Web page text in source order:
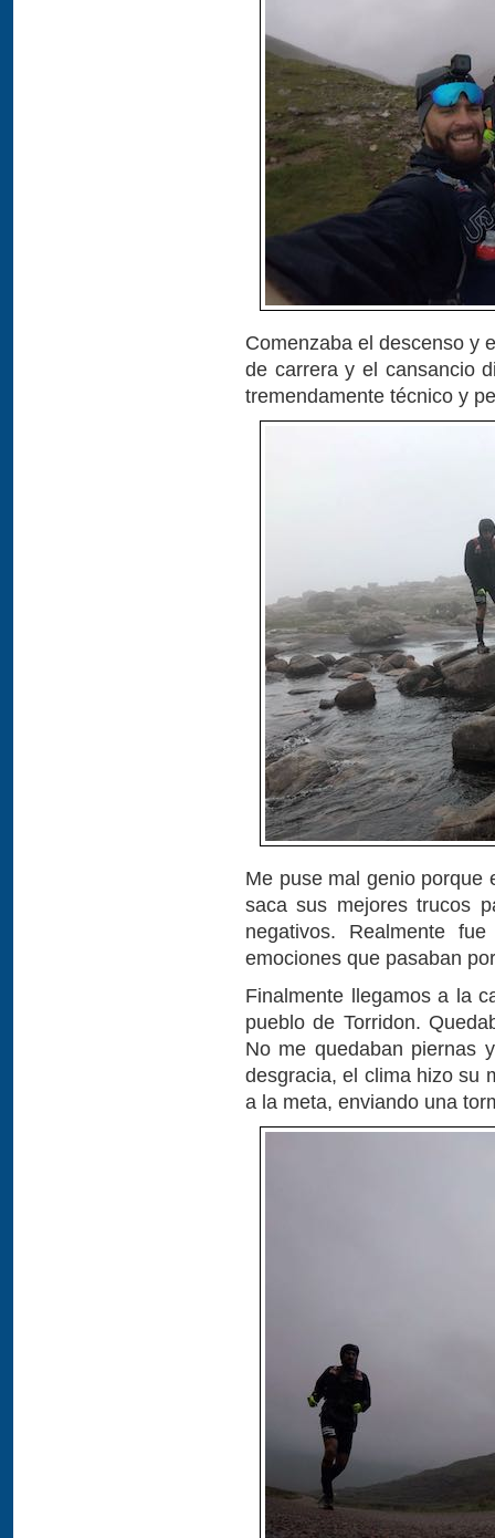
Comenzaba el descenso y
de carrera y el cansancio
tremendamente técnico y
Me puse mal genio porque
saca sus mejores trucos
negativos. Realmente
emociones que pasaban
Finalmente llegamos a la
pueblo de Torridon.
No me quedaban piernas
desgracia, el clima hizo su
a la meta, enviando una